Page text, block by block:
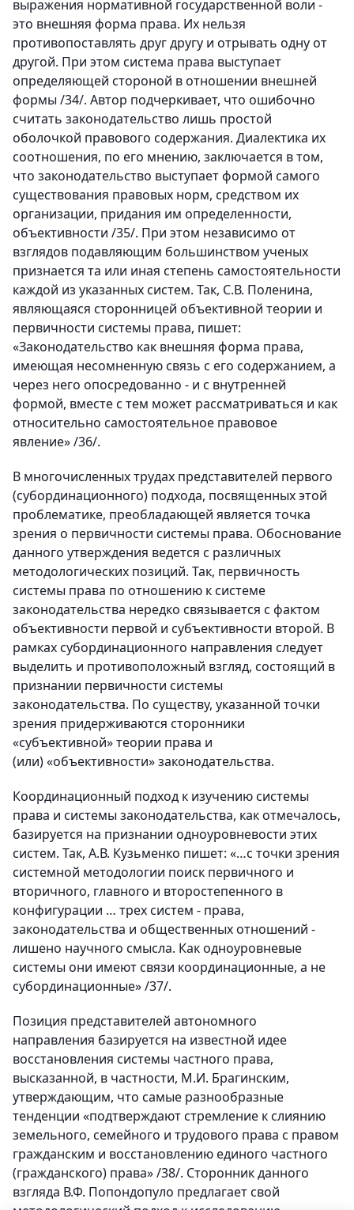
выражения нормативной государственной воли -
это внешняя форма права. Их нельзя
противопоставлять друг другу и отрывать одну от
другой. При этом система права выступает
определяющей стороной в отношении внешней
формы /34/. Автор подчеркивает, что ошибочно
считать законодательство лишь простой
оболочкой правового содержания. Диалектика их
соотношения, по его мнению, заключается в том,
что законодательство выступает формой самого
существования правовых норм, средством их
организации, придания им определенности,
объективности /35/. При этом независимо от
взглядов подавляющим большинством ученых
признается та или иная степень самостоятельности
каждой из указанных систем. Так, С.В. Поленина,
являющаяся сторонницей объективной теории и
первичности системы права, пишет:
«Законодательство как внешняя форма права,
имеющая несомненную связь с его содержанием, а
через него опосредованно - и с внутренней
формой, вместе с тем может рассматриваться и как
относительно самостоятельное правовое
явление» /36/.
В многочисленных трудах представителей первого
(субординационного) подхода, посвященных этой
проблематике, преобладающей является точка
зрения о первичности системы права. Обоснование
данного утверждения ведется с различных
методологических позиций. Так, первичность
системы права по отношению к системе
законодательства нередко связывается с фактом
объективности первой и субъективности второй. В
рамках субординационного направления следует
выделить и противоположный взгляд, состоящий в
признании первичности системы
законодательства. По существу, указанной точки
зрения придерживаются сторонники
«субъективной» теории права и
(или) «объективности» законодательства.
Координационный подход к изучению системы
права и системы законодательства, как отмечалось,
базируется на признании одноуровневости этих
систем. Так, А.В. Кузьменко пишет: «…с точки зрения
системной методологии поиск первичного и
вторичного, главного и второстепенного в
конфигурации … трех систем - права,
законодательства и общественных отношений -
лишено научного смысла. Как одноуровневые
системы они имеют связи координационные, а не
субординационные» /37/.
Позиция представителей автономного
направления базируется на известной идее
восстановления системы частного права,
высказанной, в частности, М.И. Брагинским,
утверждающим, что самые разнообразные
тенденции «подтверждают стремление к слиянию
земельного, семейного и трудового права с правом
гражданским и восстановлению единого частного
(гражданского) права» /38/. Сторонник данного
взгляда В.Ф. Попондопуло предлагает свой